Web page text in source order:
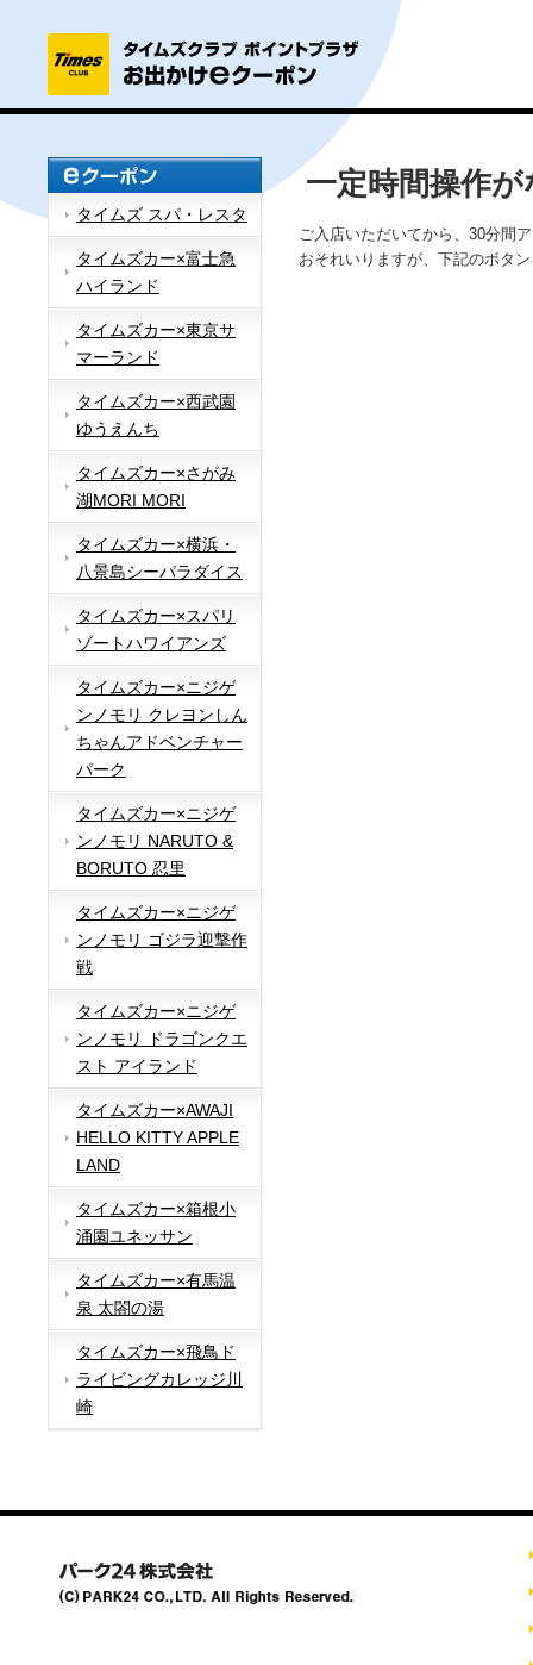
タイムズ スパ・レスタ
タイムズカー×富士急
ハイランド
タイムズカー×東京サ
マーランド
タイムズカー×西武園
ゆうえんち
タイムズカー×さがみ
湖MORI MORI
タイムズカー×横浜・
八景島シーパラダイス
タイムズカー×スパリ
ゾートハワイアンズ
タイムズカー×ニジゲ
ンノモリ クレヨンしん
ちゃんアドベンチャー
パーク
タイムズカー×ニジゲ
ンノモリ NARUTO &
BORUTO 忍里
タイムズカー×ニジゲ
ンノモリ ゴジラ迎撃作
戦
タイムズカー×ニジゲ
ンノモリ ドラゴンクエ
スト アイランド
タイムズカー×AWAJI
HELLO KITTY APPLE
LAND
タイムズカー×箱根小
涌園ユネッサン
タイムズカー×有馬温
泉 太閤の湯
タイムズカー×飛鳥ド
ライビングカレッジ川
崎
一定時間操作
ご入店いただいてから、30分間
おそれいりますが、下記のボタ